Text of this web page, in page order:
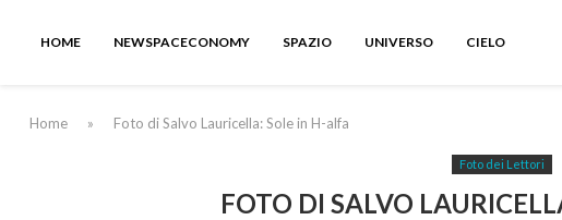
HOME NEWSPACECONOMY SPAZIO UNIVERSO CIELO
Home » Foto di Salvo Lauricella: Sole in H-alfa
Foto dei Lettori
FOTO DI SALVO